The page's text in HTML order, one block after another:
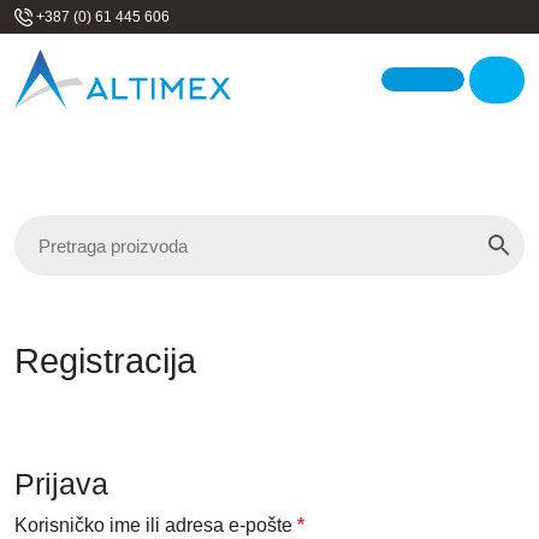
Skip to content
+387 (0) 61 445 606
Registracija
Prijava
Korisničko ime ili adresa e-pošte *O